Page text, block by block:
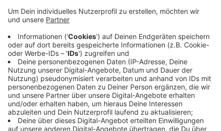
Polizeieinsatz am Elisenbrunnen gegeben.
Ein 47-jähriger Mann geriet mit Jugendlichen in Streit
und zog dabei ein Messer. Er soll die Gruppe bedroht
und einen Polizisten sowie die Jugendlichen
rassistisch beleidigt haben. Die Polizei konnte den
Mann schnell überwältigen, niemand wurde verletzt.
Das Küchenmesser wurde sichergestellt.
Die Kriminalpolizei ermittelt nun wegen Bedrohung,
Körperverletzung und Volksverhetzung. Der Mann kam